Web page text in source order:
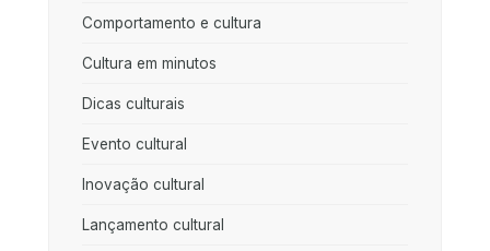
Comportamento e cultura
Cultura em minutos
Dicas culturais
Evento cultural
Inovação cultural
Lançamento cultural